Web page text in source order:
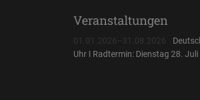
Veranstaltungen
01.01.2026–31.08.2026
Uhr I Radtermin: Dienstag 28.